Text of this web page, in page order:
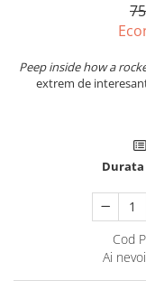
Peep inside how a
extrem de
Cod
Ai